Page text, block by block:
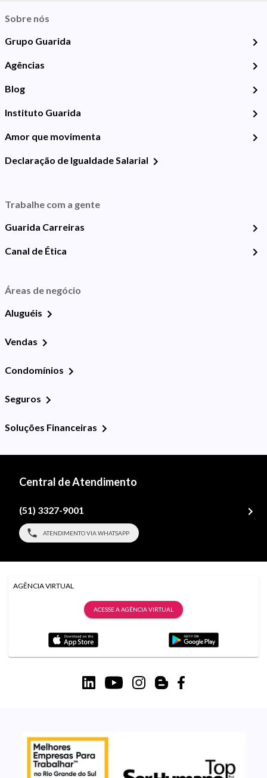
Sobre nós
Grupo Guarida
Agências
Blog
Instituto Guarida
Amor que movimenta
Declaração de Igualdade Salarial
Trabalhe com a gente
Guarida Carreiras
Canal de Ética
Áreas de negócio
Aluguéis
Vendas
Condomínios
Seguros
Soluções Financeiras
Central de Atendimento
(51) 3327-9001
ATENDIMENTO VIA WHATSAPP
AGÊNCIA VIRTUAL
ACESSE A AGÊNCIA VIRTUAL